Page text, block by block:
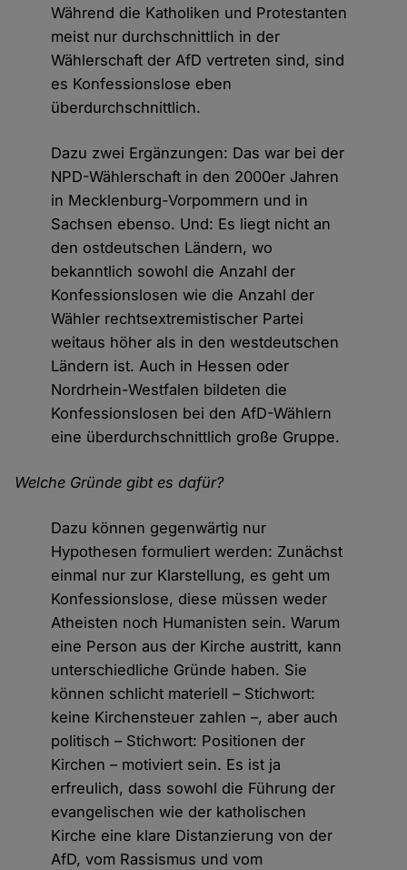
Während die Katholiken und Protestanten
meist nur durchschnittlich in der
Wählerschaft der AfD vertreten sind, sind
es Konfessionslose eben
überdurchschnittlich.
Dazu zwei Ergänzungen: Das war bei der
NPD-Wählerschaft in den 2000er Jahren
in Mecklenburg-Vorpommern und in
Sachsen ebenso. Und: Es liegt nicht an
den ostdeutschen Ländern, wo
bekanntlich sowohl die Anzahl der
Konfessionslosen wie die Anzahl der
Wähler rechtsextremistischer Partei
weitaus höher als in den westdeutschen
Ländern ist. Auch in Hessen oder
Nordrhein-Westfalen bildeten die
Konfessionslosen bei den AfD-Wählern
eine überdurchschnittlich große Gruppe.
Welche Gründe gibt es dafür?
Dazu können gegenwärtig nur
Hypothesen formuliert werden: Zunächst
einmal nur zur Klarstellung, es geht um
Konfessionslose, diese müssen weder
Atheisten noch Humanisten sein. Warum
eine Person aus der Kirche austritt, kann
unterschiedliche Gründe haben. Sie
können schlicht materiell – Stichwort:
keine Kirchensteuer zahlen –, aber auch
politisch – Stichwort: Positionen der
Kirchen – motiviert sein. Es ist ja
erfreulich, dass sowohl die Führung der
evangelischen wie der katholischen
Kirche eine klare Distanzierung von der
AfD, vom Rassismus und vom